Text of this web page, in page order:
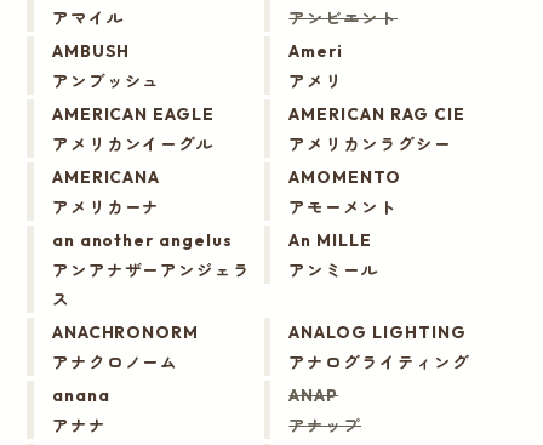
アマイル アンビエント
AMBUSH
アンブッシュ
Ameri
アメリ
AMERICAN EAGLE
アメリカンイーグル
AMERICAN RAG CIE
アメリカンラグシー
AMERICANA
アメリカーナ
AMOMENTO
アモーメント
an another angelus
アンアナザーアンジェラ
ス
An MILLE
アンミール
ANACHRONORM
アナクロノーム
ANALOG LIGHTING
アナログライティング
anana
アナナ
ANAP
アナップ